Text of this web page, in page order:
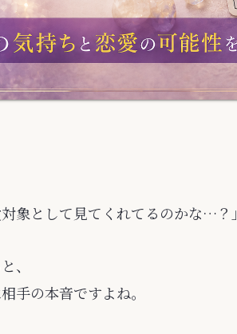
対象として見てくれてるのかな…？」
、
手の本音ですよね。